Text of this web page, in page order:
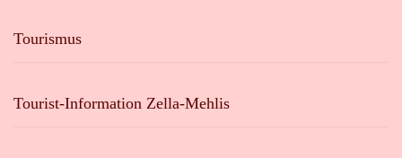
Tourismus
Tourist-Information Zella-Mehlis